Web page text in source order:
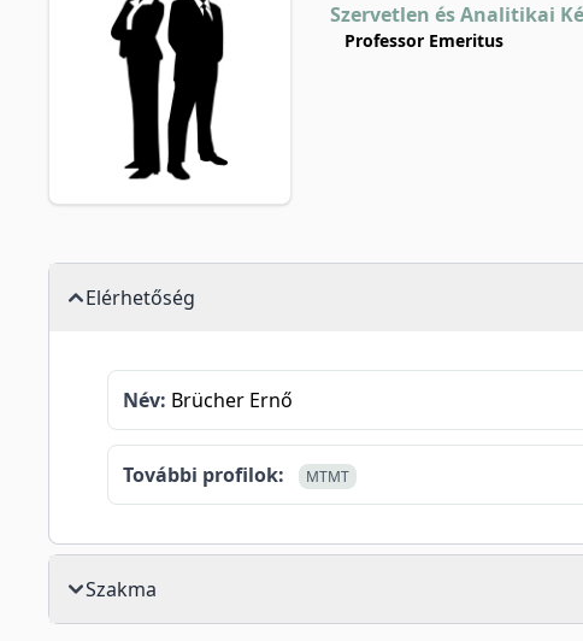
Szervetlen és Analitikai
Professor Emeritus
Elérhetőség
Név: Brücher Ernő
További profilok: MTMT
Szakma